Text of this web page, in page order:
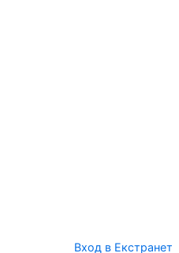
Вход в Екстранет